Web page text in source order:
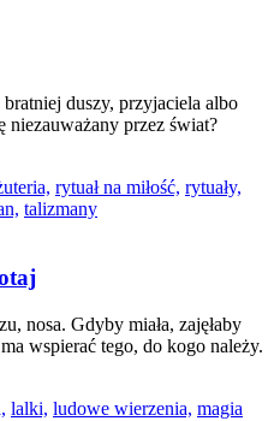
duszy, przyjaciela albo
niezauważany przez świat?
rytuał na miłość, rytuały,
talizmany
nosa. Gdyby miała, zajęłaby
wspierać tego, do kogo należy.
lalki, ludowe wierzenia, magia